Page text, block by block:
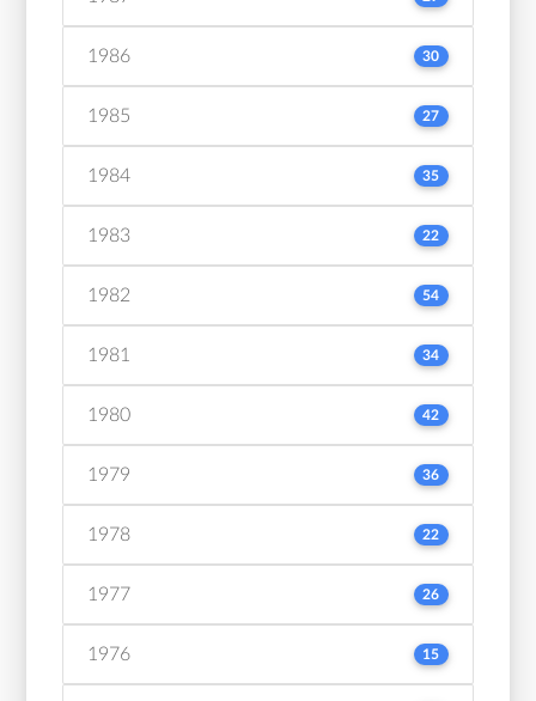
1986 30
1985 27
1984 35
1983 22
1982 54
1981 34
1980 42
1979 36
1978 22
1977 26
1976 15